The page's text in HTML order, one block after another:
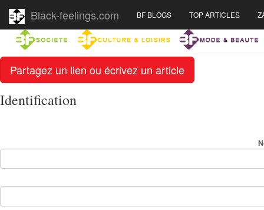
Partagez un lien ou écrivez un article
Black-feelings.com BF BLOGS TOP ARTICLES
Identification